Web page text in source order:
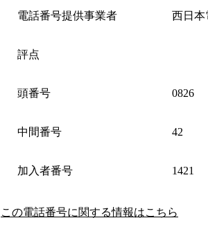
電話番号提供事業者 西日本
評点
頭番号 0826
中間番号 42
加入者番号 1421
この電話番号に関する情報はこちら